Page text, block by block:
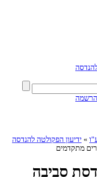
» ידיעון הפקולטה להנדסה
מתקדמים
סביבה